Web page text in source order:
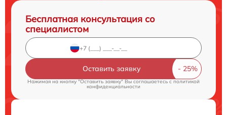
Бесплатная консультация со
специалистом
Оставить заявку
Нажимая на кнопку "Оставить заявку" Вы соглашаетесь c политикой
конфиденциальности